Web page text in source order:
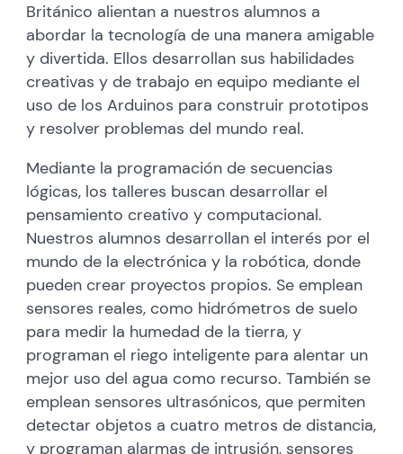
Británico alientan a nuestros alumnos a
abordar la tecnología de una manera amigable
y divertida. Ellos desarrollan sus habilidades
creativas y de trabajo en equipo mediante el
uso de los Arduinos para construir prototipos
y resolver problemas del mundo real.
Mediante la programación de secuencias
lógicas, los talleres buscan desarrollar el
pensamiento creativo y computacional.
Nuestros alumnos desarrollan el interés por el
mundo de la electrónica y la robótica, donde
pueden crear proyectos propios. Se emplean
sensores reales, como hidrómetros de suelo
para medir la humedad de la tierra, y
programan el riego inteligente para alentar un
mejor uso del agua como recurso. También se
emplean sensores ultrasónicos, que permiten
detectar objetos a cuatro metros de distancia,
y programan alarmas de intrusión, sensores